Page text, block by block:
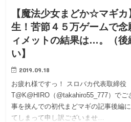
【魔法少女まどか☆マギ
生！苦節４５万ゲームで
ィメットの結果は…。（後
い】
2019.09.18
お疲れ様ですっ！ スロバカ代表取締役
T@K@HIRO（@takahiro55_777）で
事を挟んでの初代まどマギの記事後編
てしまって申し訳ございませ…